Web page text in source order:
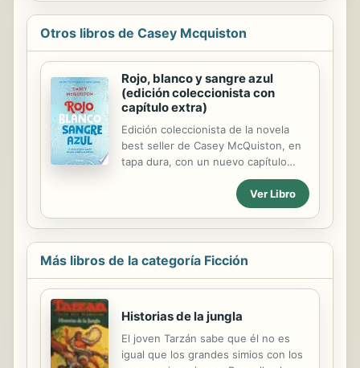
Otros libros de Casey Mcquiston
Rojo, blanco y sangre azul
(edición coleccionista con
capítulo extra)
Edición coleccionista de la novela
best seller de Casey McQuiston, en
tapa dura, con un nuevo capítulo
desde el punto de vista de Henry, ¡y
mucho más! A veces, el amor puede
ser una cuestión de Estado. Alex
Claremont-Díaz, el hijo millennial de
la presidenta de los Estados Unidos,
es un tesoro para el marketing de la
inteligente. Lo que nadie sabe es
nieto de la reina de Inglaterra. Así
que, cuando la prensa
sensacionalista se hace con una
Ver Libro
Más libros de la categoría Ficción
Historias de la jungla
El joven Tarzán sabe que él no es
igual que los grandes simios con los